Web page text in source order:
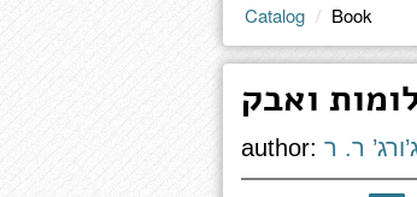
Catalog Book
ואבק
author: ר. ר